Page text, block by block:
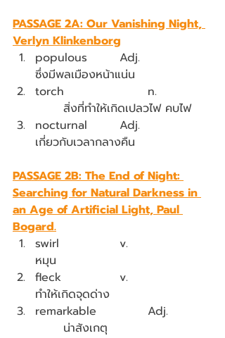
PASSAGE 2A: Our Vanishing Night,
Verlyn Klinkenborg
populous		Adj.
ซึ่งมีพลเมืองหน้าแน่น
torch			n.
	สิ่งที่ทำให้เกิดเปลวไฟ คบไฟ
nocturnal		Adj.
เกี่ยวกับเวลากลางคืน
PASSAGE 2B: The End of Night:
Searching for Natural Darkness in
an Age of Artificial Light, Paul
Bogard.
swirl			v.
หมุน
fleck			v.
ทำให้เกิดจุดด่าง
remarkable		Adj.
	น่าสังเกตุ